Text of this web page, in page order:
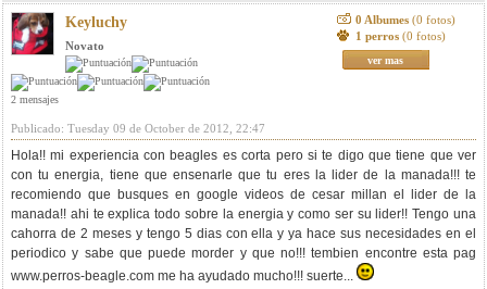
Keyluchy
Novato
2 mensajes
0 Albumes (0 fotos)
1 perros (0 fotos)
ver mas
Publicado: Tuesday 09 de October de 2012, 22:47
Hola!! mi experiencia con beagles es corta pero si te digo que tiene que ver
con tu energia, tiene que ensenarle que tu eres la lider de la manada!!! te
recomiendo que busques en google videos de cesar millan el lider de la
manada!! ahi te explica todo sobre la energia y como ser su lider!! Tengo una
cahorra de 2 meses y tengo 5 dias con ella y ya hace sus necesidades en el
periodico y sabe que puede morder y que no!!! tembien encontre esta pag
www.perros-beagle.com me ha ayudado mucho!!! suerte...